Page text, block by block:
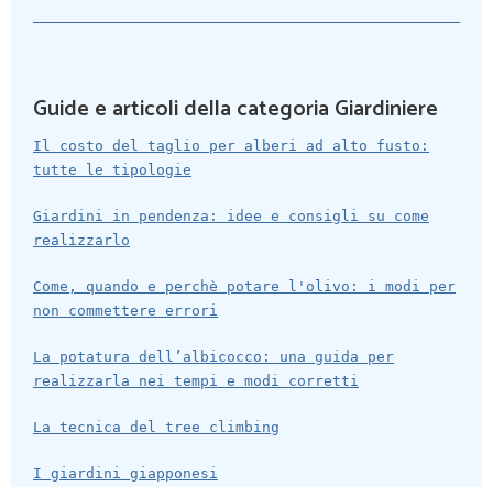
Guide e articoli della categoria Giardiniere
Il costo del taglio per alberi ad alto fusto:
tutte le tipologie
Giardini in pendenza: idee e consigli su come
realizzarlo
Come, quando e perchè potare l'olivo: i modi per
non commettere errori
La potatura dell’albicocco: una guida per
realizzarla nei tempi e modi corretti
La tecnica del tree climbing
I giardini giapponesi